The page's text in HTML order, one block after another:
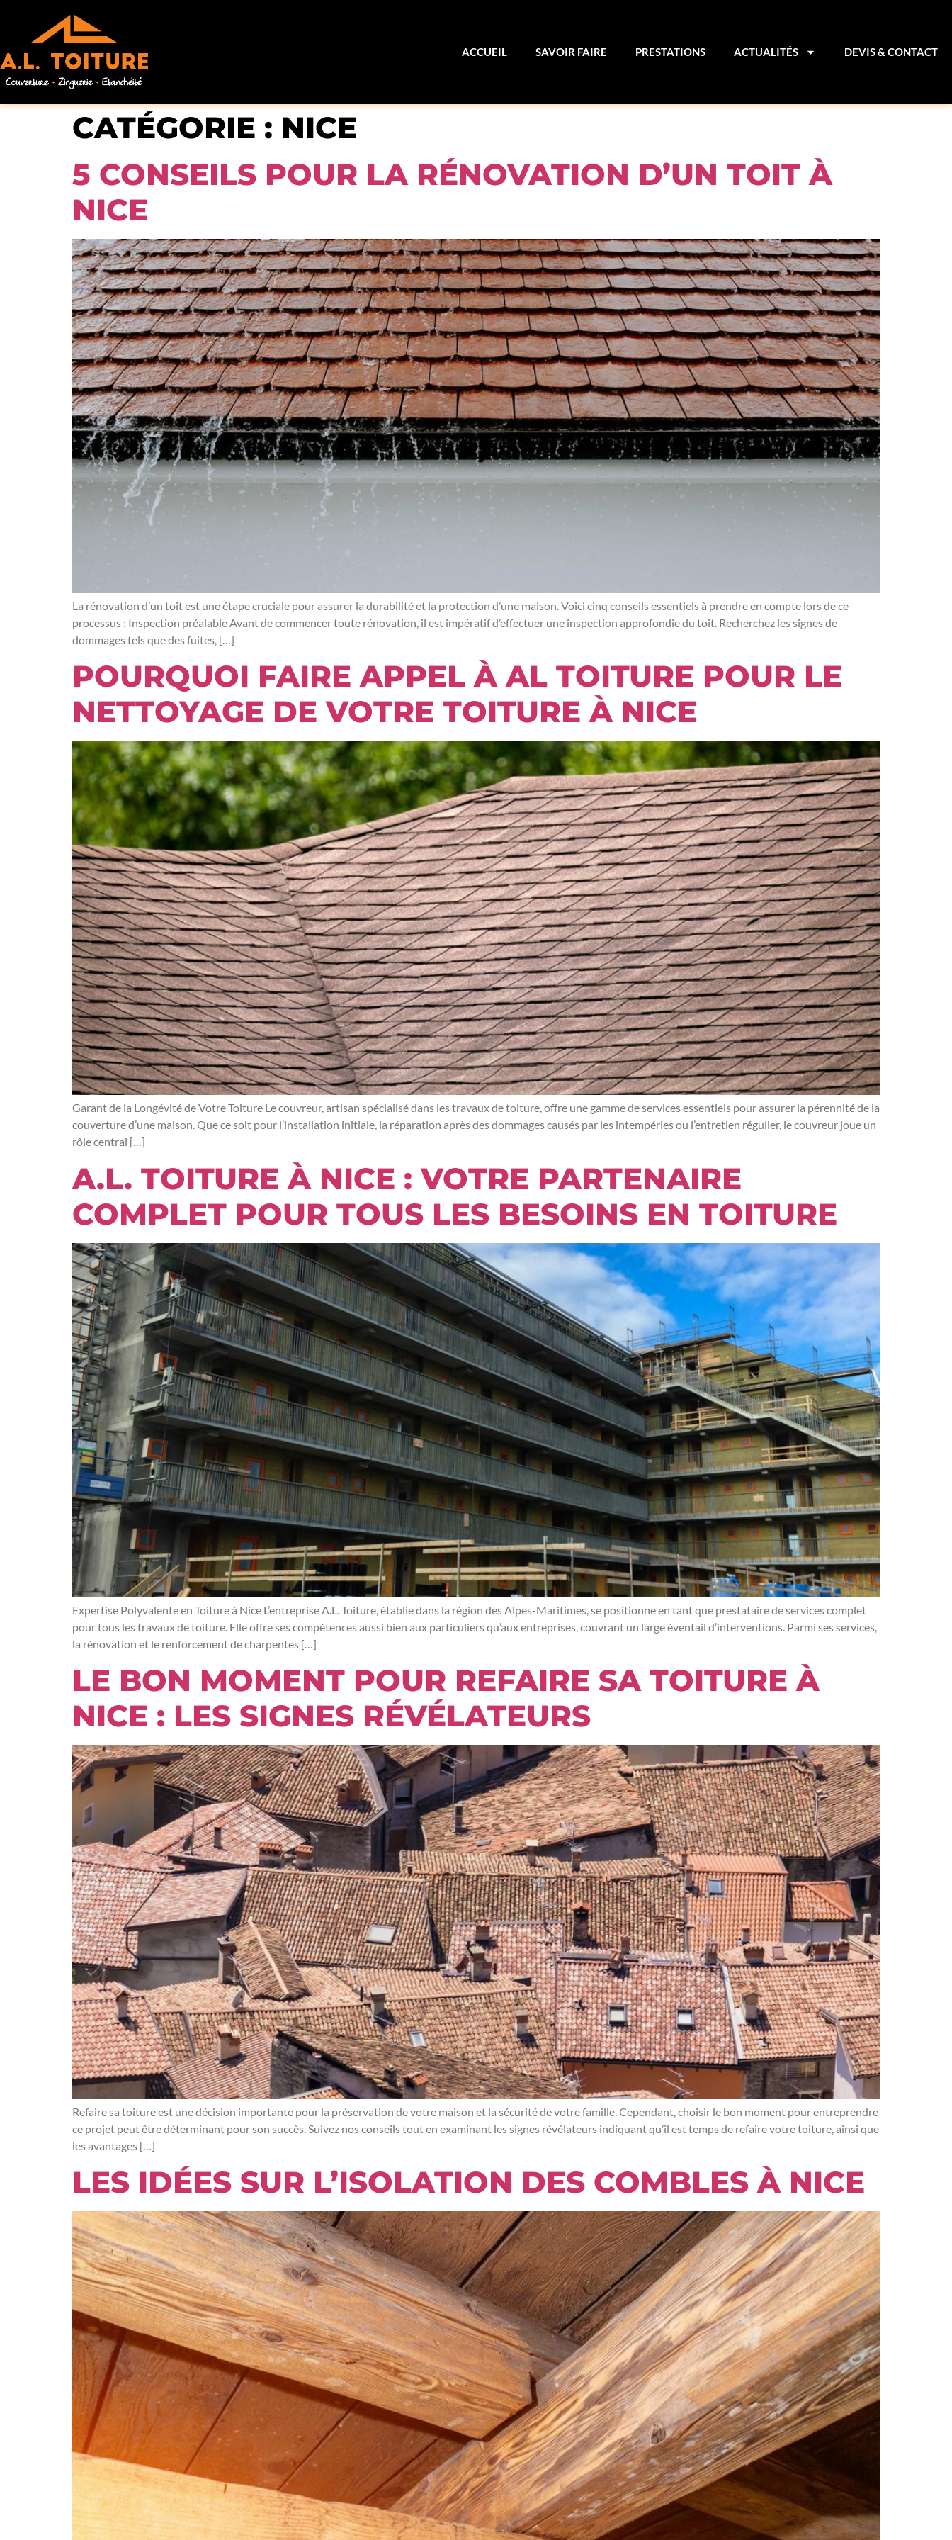
ACCUEIL SAVOIR FAIRE PRESTATIONS ACTUALITÉS DEVIS & CONTACT
CATÉGORIE : NICE
5 CONSEILS POUR LA RÉNOVATION D’UN TOIT À
NICE
La rénovation d’un toit est une étape cruciale pour assurer la durabilité et la protection d’une maison. Voici cinq conseils essentiels à prendre en compte lors de ce
processus : Inspection préalable Avant de commencer toute rénovation, il est impératif d’effectuer une inspection approfondie du toit. Recherchez les signes de
dommages tels que des fuites, […]
POURQUOI FAIRE APPEL À AL TOITURE POUR LE
NETTOYAGE DE VOTRE TOITURE À NICE
Garant de la Longévité de Votre Toiture Le couvreur, artisan spécialisé dans les travaux de toiture, offre une gamme de services essentiels pour assurer la pérennité de la
couverture d’une maison. Que ce soit pour l’installation initiale, la réparation après des dommages causés par les intempéries ou l’entretien régulier, le couvreur joue un
rôle central […]
A.L. TOITURE À NICE : VOTRE PARTENAIRE
COMPLET POUR TOUS LES BESOINS EN TOITURE
Expertise Polyvalente en Toiture à Nice L’entreprise A.L. Toiture, établie dans la région des Alpes-Maritimes, se positionne en tant que prestataire de services complet
pour tous les travaux de toiture. Elle offre ses compétences aussi bien aux particuliers qu’aux entreprises, couvrant un large éventail d’interventions. Parmi ses services,
la rénovation et le renforcement de charpentes […]
LE BON MOMENT POUR REFAIRE SA TOITURE À
NICE : LES SIGNES RÉVÉLATEURS
Refaire sa toiture est une décision importante pour la préservation de votre maison et la sécurité de votre famille. Cependant, choisir le bon moment pour entreprendre
ce projet peut être déterminant pour son succès. Suivez nos conseils tout en examinant les signes révélateurs indiquant qu’il est temps de refaire votre toiture, ainsi que
les avantages […]
LES IDÉES SUR L’ISOLATION DES COMBLES À NICE